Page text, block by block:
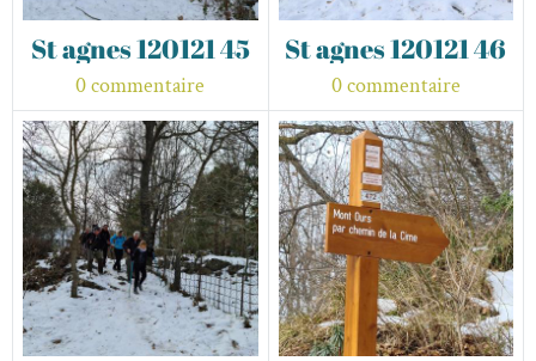
St agnes 120121 45
0 commentaire
St agnes 120121 46
0 commentaire